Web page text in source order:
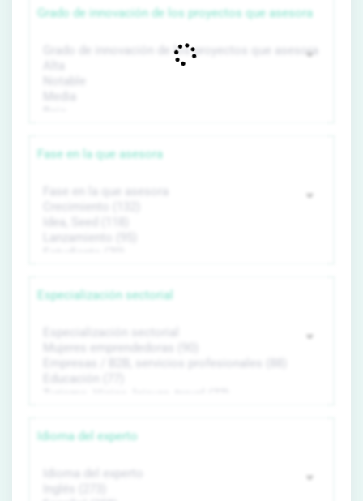
Grado de innovación de los proyectos que asesora
Fase en la que asesora
Especialización sectorial
Idioma del experto